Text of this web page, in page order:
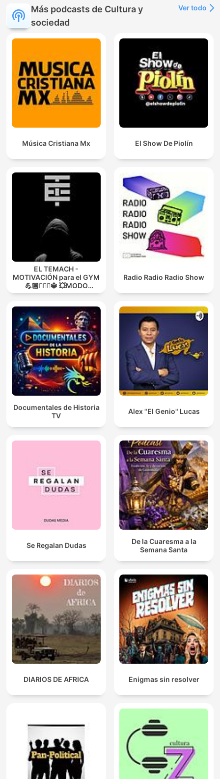
Más podcasts de Cultura y
sociedad
Ver todo
Música Cristiana Mx El Show De Piolín
EL TEMACH -
MOTIVACIÓN para el GYM
💪🏼🏋🏻‍♀🔱 💥MODO
GUERRA💥
Radio Radio Radio Show
Documentales de Historia
TV
Alex "El Genio" Lucas
Se Regalan Dudas
De la Cuaresma a la
Semana Santa
DIARIOS DE AFRICA Enigmas sin resolver